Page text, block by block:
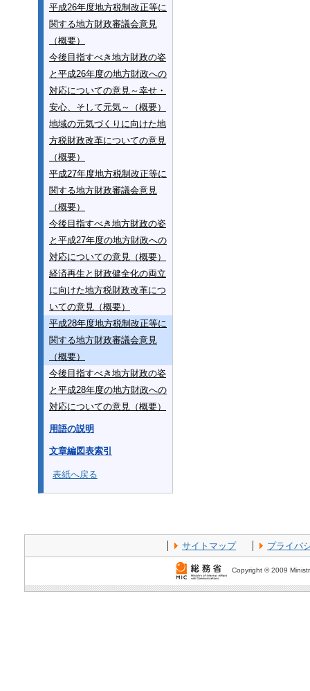
平成26年度地方税制改正等に
関する地方財政審議会意見
（概要）
今後目指すべき地方財政の姿
と平成26年度の地方財政への
対応についての意見～幸せ・
安心、そして元気～（概要）
地域の元気づくりに向けた地
方税財政改革についての意見
（概要）
平成27年度地方税制改正等に
関する地方財政審議会意見
（概要）
今後目指すべき地方財政の姿
と平成27年度の地方財政への
対応についての意見（概要）
経済再生と財政健全化の両立
に向けた地方税財政改革につ
いての意見（概要）
平成28年度地方税制改正等に
関する地方財政審議会意見
（概要）
今後目指すべき地方財政の姿
と平成28年度の地方財政への
対応についての意見（概要）
用語の説明
文章編図表索引
表紙へ戻る
サイトマップ プライバ
Copyright © 2009